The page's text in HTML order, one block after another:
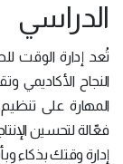
الدراسي
تُعد إدارة الوقت
النجاح الأكاديمي
المهارة على
إدارة وقتك بذكاء